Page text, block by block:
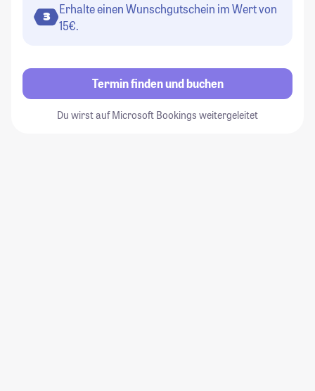
3
Erhalte einen Wunschgutschein im Wert von
15€.
Termin finden und buchen
Du wirst auf Microsoft Bookings weitergeleitet